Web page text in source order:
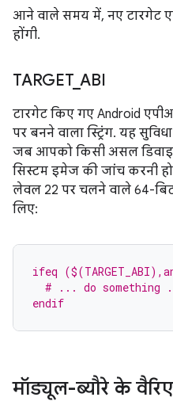
आने वाले समय में, नए
होंगी.
TARGET_ABI
टारगेट किए गए Android
पर बनने वाला स्ट्रिंग. यह
जब आपको किसी असल
सिस्टम इमेज की जांच करनी
लेवल 22 पर चलने वाले 64-
लिए:
ifeq
# ... do something
endif
मॉड्यूल-ब्यौरे के